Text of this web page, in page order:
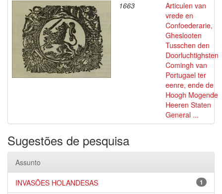
1663
Articulen van
vrede en
Confoederarie,
Gheslooten
Tusschen den
Doorluchtighsten
Comingh van
Portugael ter
eenre, ende de
Hoogh Mogende
Heeren Staten
General ...
Sugestões de pesquisa
Assunto
1
INVASÕES HOLANDESAS